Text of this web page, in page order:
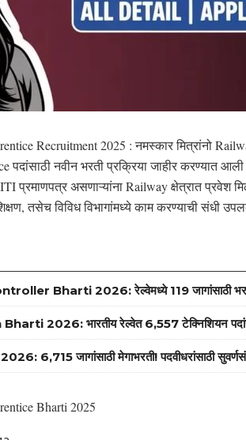
Recruitment 2025 : नमस्कार मित्रांनो
पदांसाठी नवीन भरती प्रक्रिया जाहीर करण्यात
प्रमाणपत्र असणाऱ्यांना Railway क्षेत्रात प्रवेश
तसेच विविध विभागांमध्ये काम करण्याची संधी
Bharti 2026: रेल्वेमध्ये 119 जागांसाठी भरती!
2026: भारतीय रेल्वेत 6,557 टेक्निशियन
6,715 जागांसाठी मेगाभरती! पदवीधरांसाठी सुवर्णसंधी,
Bharti 2025